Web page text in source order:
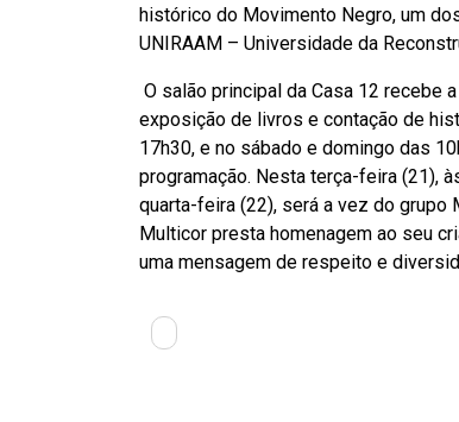
histórico do Movimento Negro, um
UNIRAAM – Universidade da
O salão principal da Casa 12 recebe
exposição de livros e contação de
17h30, e no sábado e domingo das
programação. Nesta terça-feira (21),
quarta-feira (22), será a vez do grupo
Multicor presta homenagem ao seu
uma mensagem de respeito e